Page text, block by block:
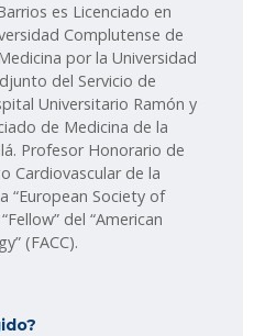
es Licenciado en
Complutense de
por la Universidad
del Servicio de
Universitario Ramón y
de Medicina de la
Profesor Honorario de
Cardiovascular de la
“European Society of
del “American
(FACC).